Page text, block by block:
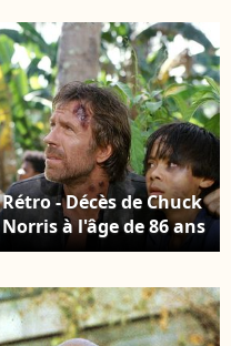
Rétro - Décès de Chuck
Norris à l'âge de 86 ans
- Braddock : Missing in
via Bestimage